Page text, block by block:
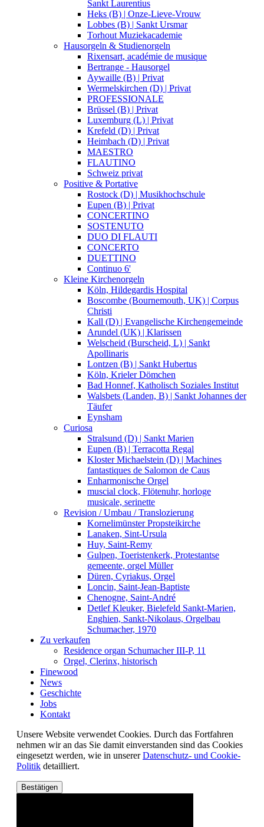
Sankt Laurentius
Heks (B) | Onze-Lieve-Vrouw
Lobbes (B) | Sankt Ursmar
Torhout Muziekacademie
Hausorgeln & Studienorgeln
Rixensart, académie de musique
Bertrange - Hausorgel
Aywaille (B) | Privat
Wermelskirchen (D) | Privat
PROFESSIONALE
Brüssel (B) | Privat
Luxemburg (L) | Privat
Krefeld (D) | Privat
Heimbach (D) | Privat
MAESTRO
FLAUTINO
Schweiz privat
Positive & Portative
Rostock (D) | Musikhochschule
Eupen (B) | Privat
CONCERTINO
SOSTENUTO
DUO DI FLAUTI
CONCERTO
DUETTINO
Continuo 6'
Kleine Kirchenorgeln
Köln, Hildegardis Hospital
Boscombe (Bournemouth, UK) | Corpus
Christi
Kall (D) | Evangelische Kirchengemeinde
Arundel (UK) | Klarissen
Welscheid (Burscheid, L) | Sankt
Apollinaris
Lontzen (B) | Sankt Hubertus
Köln, Krieler Dömchen
Bad Honnef, Katholisch Soziales Institut
Walsbets (Landen, B) | Sankt Johannes der
Täufer
Eynsham
Curiosa
Stralsund (D) | Sankt Marien
Eupen (B) | Terracotta Regal
Kloster Michaelstein (D) | Machines
fantastiques de Salomon de Caus
Enharmonische Orgel
muscial clock, Flötenuhr, horloge
musicale, serinette
Revision / Umbau / Translozierung
Kornelimünster Propsteikirche
Lanaken, Sint-Ursula
Huy, Saint-Remy
Gulpen, Toeristenkerk, Protestantse
gemeente, orgel Müller
Düren, Cyriakus, Orgel
Loncin, Saint-Jean-Baptiste
Chenogne, Saint-André
Detlef Kleuker, Bielefeld Sankt-Marien,
Enghien, Sankt-Nikolaus, Orgelbau
Schumacher, 1970
Zu verkaufen
Residence organ Schumacher III-P, 11
Orgel, Clerinx, historisch
Finewood
News
Geschichte
Jobs
Kontakt
Unsere Website verwendet Cookies. Durch das Fortfahren
nehmen wir an das Sie damit einverstanden sind das Cookies
eingesetzt werden, wie in unsererDatenschutz- und Cookie-
Politik detailliert.
Bestätigen